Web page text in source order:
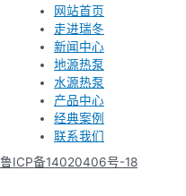
网站首页
走进瑞冬
新闻中心
地源热泵
水源热泵
产品中心
经典案例
联系我们
鲁ICP备14020406号-18